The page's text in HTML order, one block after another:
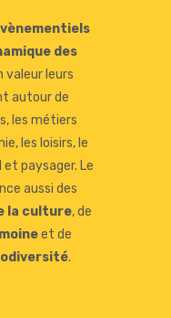
des
leurs
autour de
les métiers
les loisirs, le
paysager. Le
aussi des
la culture, de
et de
.